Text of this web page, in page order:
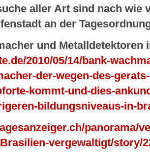
aller Art sind nach wie
an der
und Metalldetektoren
2010/05/14/bank-
der-wegen-des-
kommt-und-dies-
bildungsniveaus-in-
panorama/
vergewaltigt/story/